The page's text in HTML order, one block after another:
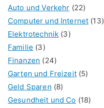
Auto und Verkehr (22)
Computer und Internet (13)
Elektrotechnik (3)
Familie (3)
Finanzen (24)
Garten und Freizeit(5)
Geld Sparen (8)
Gesundheit und Co (18)